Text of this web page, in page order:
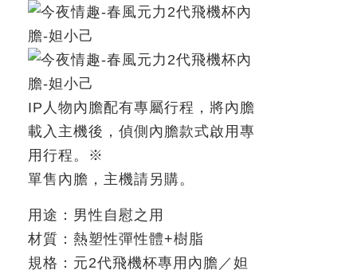
IP 人物內膽配有專屬行程，將內膽
載入主機後，偵側內膽款式啟用專
用行程。 ※
單售內膽，主機請另購。
用途：男性自慰之用
材質：熱塑性彈性體+樹脂
規格：元2代飛機杯專用內膽／妲